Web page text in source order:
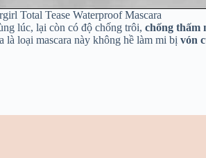
Total Tease Waterproof Mascara
lúc, lại còn có độ chống trôi, chống thấm
là loại mascara này không hề làm mi bị vón